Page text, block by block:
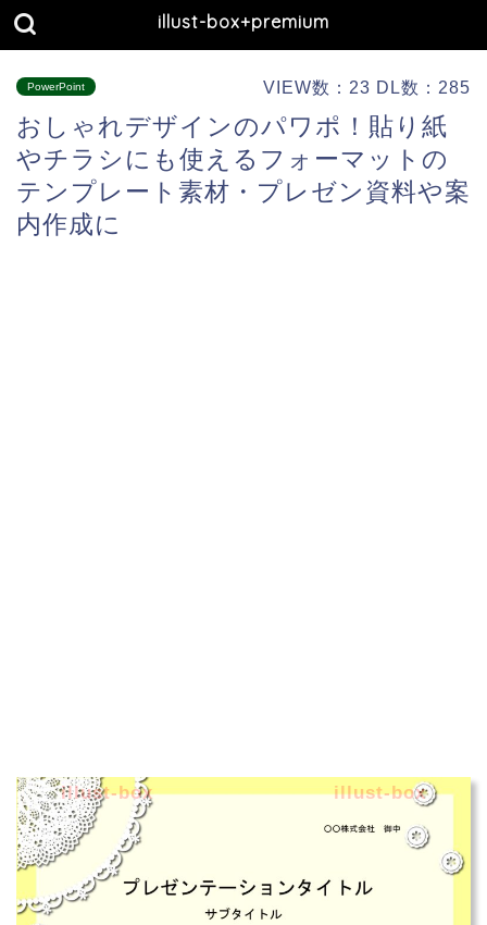
illust-box+premium
PowerPoint VIEW数：23 DL数：285
おしゃれデザインのパワポ！貼り紙
やチラシにも使えるフォーマットの
テンプレート素材・プレゼン資料や案
内作成に
illust-box illust-box